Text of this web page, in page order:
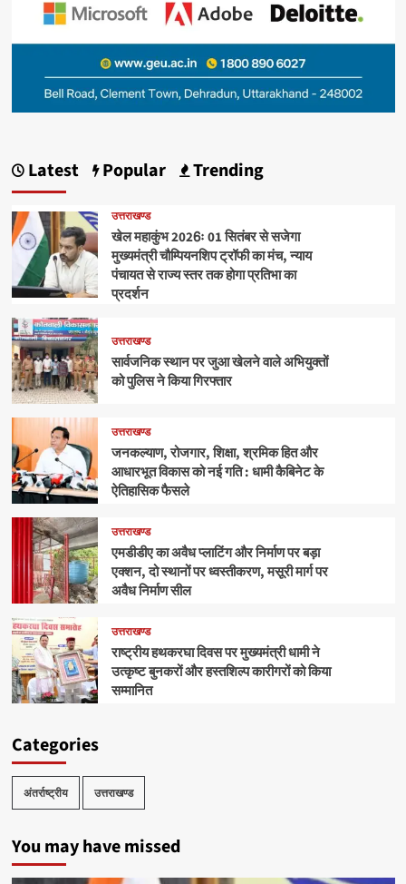
Latest Popular Trending
उत्तराखण्ड
खेल महाकुंभ 2026ः 01 सितंबर से सजेगा
मुख्यमंत्री चौम्पियनशिप ट्रॉफी का मंच, न्याय
पंचायत से राज्य स्तर तक होगा प्रतिभा का
प्रदर्शन
उत्तराखण्ड
सार्वजनिक स्थान पर जुआ खेलने वाले अभियुक्तों
को पुलिस ने किया गिरफ्तार
उत्तराखण्ड
जनकल्याण, रोजगार, शिक्षा, श्रमिक हित और
आधारभूत विकास को नई गति : धामी कैबिनेट के
ऐतिहासिक फैसले
उत्तराखण्ड
एमडीडीए का अवैध प्लाटिंग और निर्माण पर बड़ा
एक्शन, दो स्थानों पर ध्वस्तीकरण, मसूरी मार्ग पर
अवैध निर्माण सील
उत्तराखण्ड
राष्ट्रीय हथकरघा दिवस पर मुख्यमंत्री धामी ने
उत्कृष्ट बुनकरों और हस्तशिल्प कारीगरों को किया
सम्मानित
Categories
अंतर्राष्ट्रीय उत्तराखण्ड
You may have missed